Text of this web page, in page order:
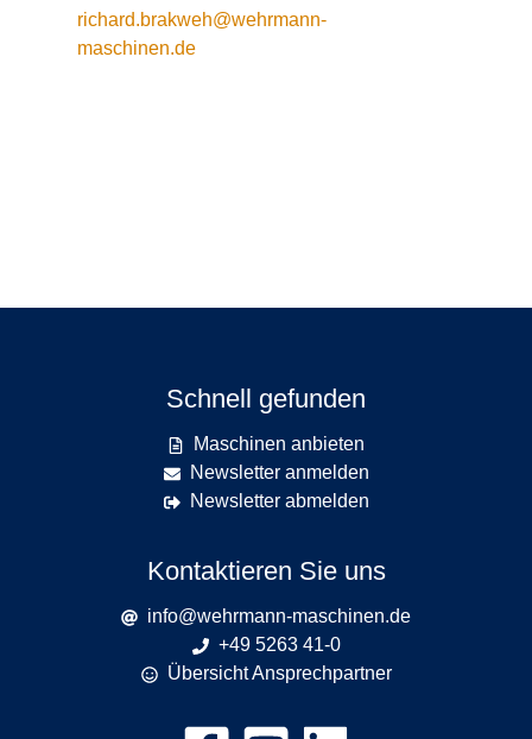
richard.brakweh@wehrmann-
maschinen.de
Schnell gefunden
Maschinen anbieten
Newsletter anmelden
Newsletter abmelden
Kontaktieren Sie uns
info@wehrmann-maschinen.de
+49 5263 41-0
Übersicht Ansprechpartner